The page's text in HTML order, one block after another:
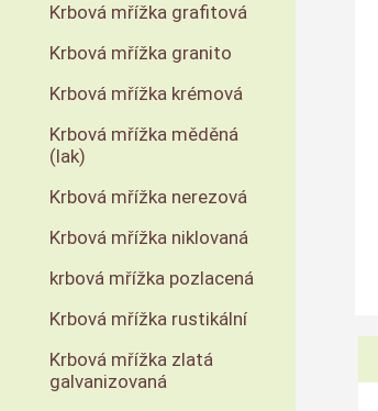
Krbová mřížka grafitová
Krbová mřížka granito
Krbová mřížka krémová
Krbová mřížka měděná
(lak)
Krbová mřížka nerezová
Krbová mřížka niklovaná
krbová mřížka pozlacená
Krbová mřížka rustikální
Krbová mřížka zlatá
galvanizovaná